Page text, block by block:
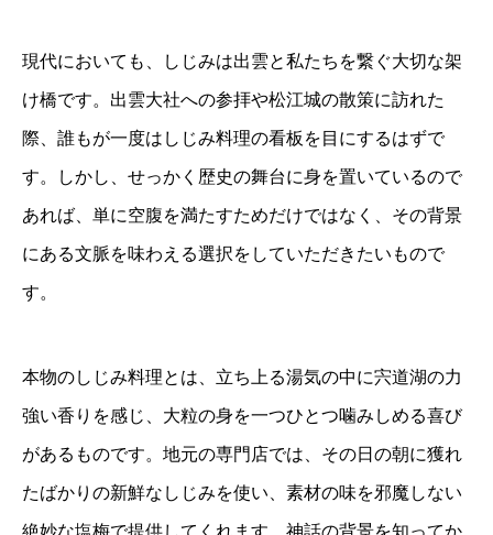
現代においても、しじみは出雲と私たちを繋ぐ大切な架
け橋です。出雲大社への参拝や松江城の散策に訪れた
際、誰もが一度はしじみ料理の看板を目にするはずで
す。しかし、せっかく歴史の舞台に身を置いているので
あれば、単に空腹を満たすためだけではなく、その背景
にある文脈を味わえる選択をしていただきたいもので
す。
本物のしじみ料理とは、立ち上る湯気の中に宍道湖の力
強い香りを感じ、大粒の身を一つひとつ噛みしめる喜び
があるものです。地元の専門店では、その日の朝に獲れ
たばかりの新鮮なしじみを使い、素材の味を邪魔しない
絶妙な塩梅で提供してくれます。神話の背景を知ってか